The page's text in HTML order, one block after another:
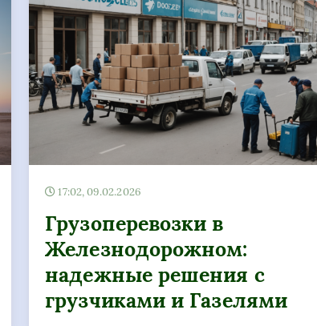
17:02, 09.02.2026
Грузоперевозки в
Железнодорожном:
надежные решения с
грузчиками и Газелями